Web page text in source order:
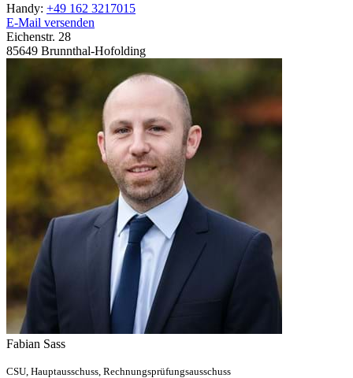
Handy: +49 162 3217015
E-Mail versenden
Eichenstr. 28
85649 Brunnthal-Hofolding
Fabian Sass
CSU, Hauptausschuss, Rechnungsprüfungsausschuss